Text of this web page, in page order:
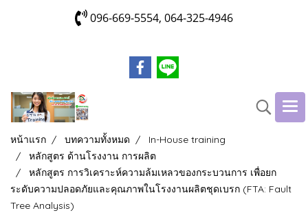
096-669-5554, 064-325-4946
หน้าแรก บทความทั้งหมด
In-House training
หลักสูตร ด้านโรงงาน การผลิต
หลักสูตร การวิเคราะห์ความล้มเหลวของกระบวนการ เพื่อยก
ระดับความปลอดภัยและคุณภาพในโรงงานผลิตชุดเบรก (FTA: Fault
Tree Analysis)